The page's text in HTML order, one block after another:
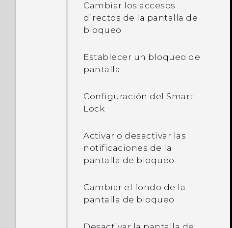
¿Cómo puedo habilitar o
deshabilitar una
administrador de
dispositivos?
¿Por qué se calienta el
teléfono?
¿Cómo puedo comprobar
la cantidad de memoria
que tiene mi teléfono y
utilizando?
Cambiar los accesos
directos de la pantalla de
bloqueo
Establecer un bloqueo de
pantalla
Configuración del Smart
Lock
Activar o desactivar las
notificaciones de la
pantalla de bloqueo
Cambiar el fondo de la
pantalla de bloqueo